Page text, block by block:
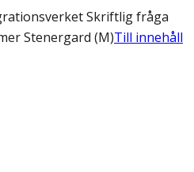
Skriftlig fråga
Stenergard (M)Till innehåll